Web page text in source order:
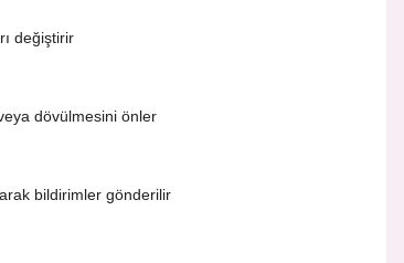
değiştirir
dövülmesini önler
bildirimler gönderilir